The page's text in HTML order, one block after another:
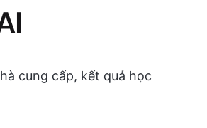
cung cấp, kết quả học